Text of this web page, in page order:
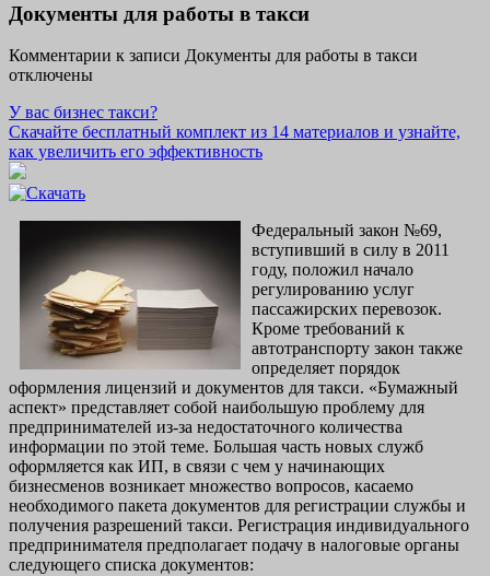
Документы для работы в такси
Комментарии к записи Документы для работы в такси
отключены
У вас бизнес такси?
Скачайте бесплатный комплект из 14 материалов и узнайте,
как увеличить его эффективность
Федеральный закон №69,
вступивший в силу в 2011
году, положил начало
регулированию услуг
пассажирских перевозок.
Кроме требований к
автотранспорту закон также
определяет порядок
оформления лицензий и документов для такси. «Бумажный
аспект» представляет собой наибольшую проблему для
предпринимателей из-за недостаточного количества
информации по этой теме. Большая часть новых служб
оформляется как ИП, в связи с чем у начинающих
бизнесменов возникает множество вопросов, касаемо
необходимого пакета документов для регистрации службы и
получения разрешений такси. Регистрация индивидуального
предпринимателя предполагает подачу в налоговые органы
следующего списка документов: